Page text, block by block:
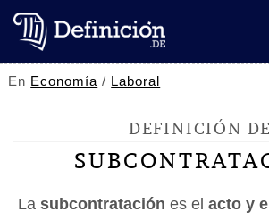
En Economía / Laboral
DEFINICIÓN DE
La subcontratación es el acto y